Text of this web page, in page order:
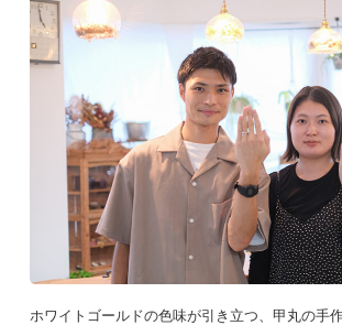
ホワイトゴールドの色味が引き立つ、甲丸の手